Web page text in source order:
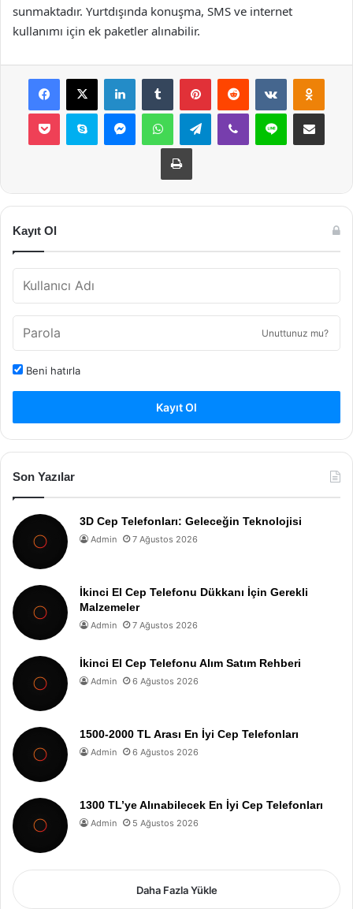
sunmaktadır. Yurtdışında konuşma, SMS ve internet
kullanımı için ek paketler alınabilir.
Facebook
X LinkedInTumblr PinterestReddit VKontakte
Pocket Skype MessengerWhatsAppTelegramViber Line E-Posta ile
Yazdır
Kayıt Ol
Unuttunuz mu?
Beni hatırla
Kayıt Ol
Son Yazılar
3D Cep Telefonları: Geleceğin Teknolojisi
Admin 7 Ağustos 2026
İkinci El Cep Telefonu Dükkanı İçin Gerekli
Malzemeler
Admin 7 Ağustos 2026
İkinci El Cep Telefonu Alım Satım Rehberi
Admin 6 Ağustos 2026
1500-2000 TL Arası En İyi Cep Telefonları
Admin 6 Ağustos 2026
1300 TL’ye Alınabilecek En İyi Cep Telefonları
Admin 5 Ağustos 2026
Daha Fazla Yükle